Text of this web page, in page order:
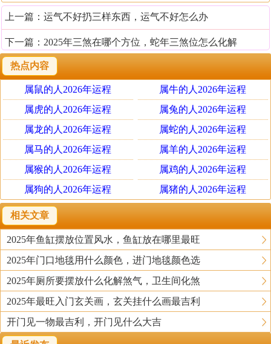
2025年太岁位注意事项
1、 避开太岁位出行
新的一年到来，很多人都有全新的工作和安排。但是
在本命年和犯太岁年，建议大家尽量不要前往太岁位所在
的方向发展，2025年需要注意的是东南沿海的相关城市，
有求职找工作或者创业打算的，尽量不要以这里作为开
始。若是旅游或者探亲，也尽量避免过度逗留。到了此方
位，要注意与人为善，和平沟通交流，不要与人发生争吵
或者冲突，免得惊扰太岁，给自己的运势带来不便。
2、 注意打扫太岁位
2025蛇年，大家要多关注一下单位和家中的太岁位。
按照民间说法，太岁位应该保持绝对的干净和整洁，不宜
有杂物堆放，更不可染上不洁净的东西。所以大家应该每
天进行打扫，避免让太岁位蒙尘。有条件的情况下要积极
开窗通风，保持光线明亮，才能让工作和生活运势变得更
好。
3、 不宜动土
上一篇： 运气不好扔三样东西，运气不好怎么办
下一篇： 2025年三煞在哪个方位，蛇年三煞位怎么化解
热点内容
属鼠的人2026年运程
属牛的人2026年运程
属虎的人2026年运程
属兔的人2026年运程
属龙的人2026年运程
属蛇的人2026年运程
属马的人2026年运程
属羊的人2026年运程
属猴的人2026年运程
属鸡的人2026年运程
属狗的人2026年运程
属猪的人2026年运程
相关文章
2025年鱼缸摆放位置风水，鱼缸放在哪里最旺
2025年门口地毯用什么颜色，进门地毯颜色选
2025年厕所要摆放什么化解煞气，卫生间化煞
2025年最旺入门玄关画，玄关挂什么画最吉利
开门见一物最吉利，开门见什么大吉